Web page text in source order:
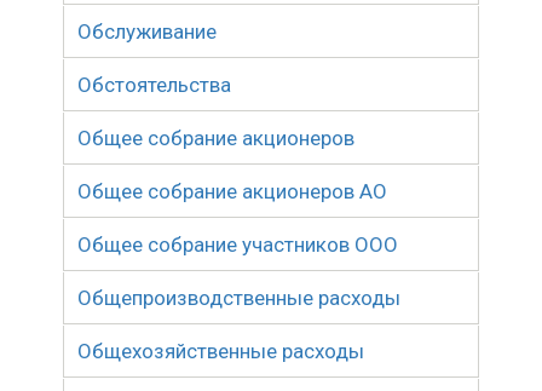
Обслуживание
Обстоятельства
Общее собрание акционеров
Общее собрание акционеров АО
Общее собрание участников ООО
Общепроизводственные расходы
Общехозяйственные расходы